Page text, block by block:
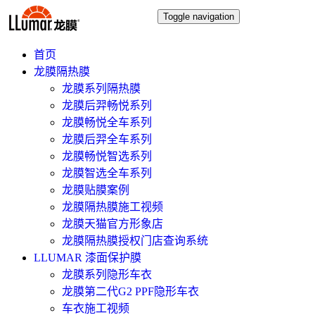
Toggle navigation
首页
龙膜隔热膜
龙膜系列隔热膜
龙膜后羿畅悦系列
龙膜畅悦全车系列
龙膜后羿全车系列
龙膜畅悦智选系列
龙膜智选全车系列
龙膜贴膜案例
龙膜隔热膜施工视频
龙膜天猫官方形象店
龙膜隔热膜授权门店查询系统
LLUMAR 漆面保护膜
龙膜系列隐形车衣
龙膜第二代G2 PPF隐形车衣
车衣施工视频